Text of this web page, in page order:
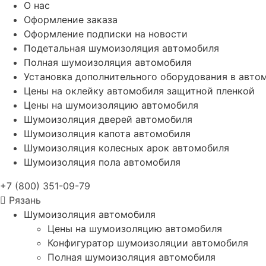
О нас
Оформление заказа
Оформление подписки на новости
Подетальная шумоизоляция автомобиля
Полная шумоизоляция автомобиля
Установка дополнительного оборудования в
Цены на оклейку автомобиля защитной пленкой
Цены на шумоизоляцию автомобиля
Шумоизоляция дверей автомобиля
Шумоизоляция капота автомобиля
Шумоизоляция колесных арок автомобиля
Шумоизоляция пола автомобиля
+7 (800) 351-09-79
Рязань
Шумоизоляция автомобиля
Цены на шумоизоляцию автомобиля
Конфигуратор шумоизоляции автомобиля
Полная шумоизоляция автомобиля